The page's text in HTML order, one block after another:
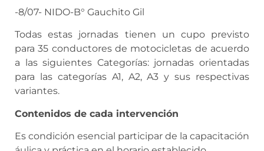
-8/07- NIDO-B° Gauchito Gil
Todas estas jornadas tienen un cupo previsto
para 35 conductores de motocicletas de acuerdo
a las siguientes Categorías: jornadas orientadas
para las categorías A1, A2, A3 y sus respectivas
variantes.
Contenidos de cada intervención
Es condición esencial participar de la capacitación